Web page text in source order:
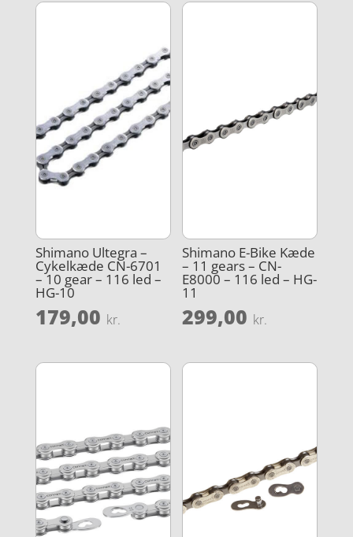
Shimano Ultegra –
Cykelkæde CN-6701
– 10 gear – 116 led –
HG-10
179,00 kr.
Shimano E-Bike Kæde
– 11 gears – CN-
E8000 – 116 led – HG-
11
299,00 kr.